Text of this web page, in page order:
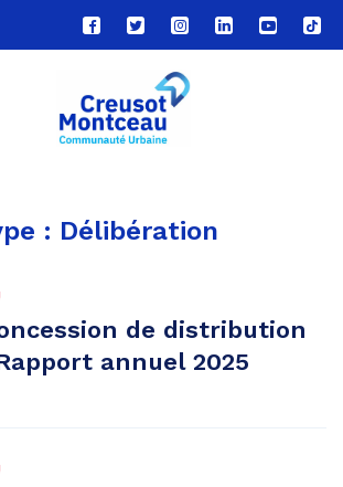
Lien
vers
compte
Facebook
Lien
vers
compte
Twitter
Lien
vers
le
compte
Lien
vers
Lien
vers
Lien
vers
: Délibération
de distribution
annuel 2025